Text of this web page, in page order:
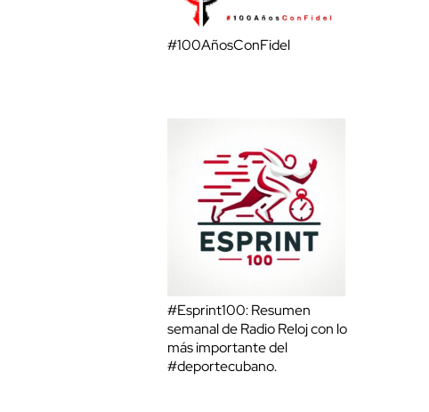
#100AñosConFidel
#Esprint100: Resumen
semanal de Radio Reloj con lo
más importante del
#deportecubano.